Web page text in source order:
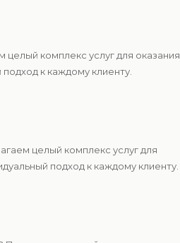
комплекс услуг для оказания
к каждому клиенту.
целый комплекс услуг для
подход к каждому клиенту.